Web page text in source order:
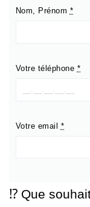
Nom, Prénom *
Votre téléphone *
Votre email *
⁉️ Que